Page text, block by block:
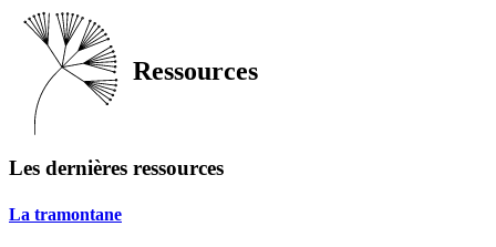
Ressources
Les dernières ressources
La tramontane